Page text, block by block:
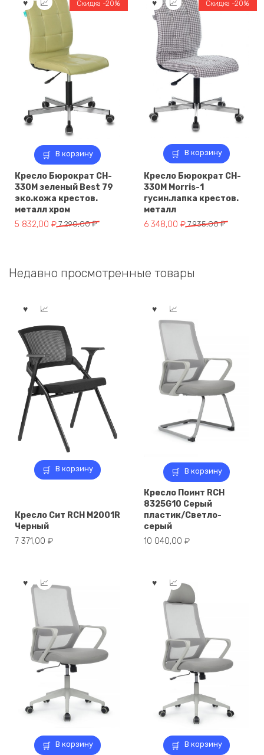
290,00 ₽.
790,00 ₽.
В корзину
Скидка -20%
Кресло Бюрократ CH-
330M зеленый Best 79
эко.кожа крестов.
металл хром
7 290,00₽
Первоначальная
290,00 ₽.
5 832,00 ₽
Текущая
В корзину
Скидка -20%
Кресло Бюрократ CH-
330M Morris-1
гусин.лапка крестов.
металл
7 935,00₽
Первоначальная
935,00 ₽.
6 348,00 ₽
Текущая
Недавно просмотренные товары
В корзину
Кресло Сит RCH M2001R
Черный
7 371,00 ₽
В корзину
Кресло Поинт RCH
8325G10 Серый
пластик/Светло-
серый
10 040,00 ₽
В корзину В корзину